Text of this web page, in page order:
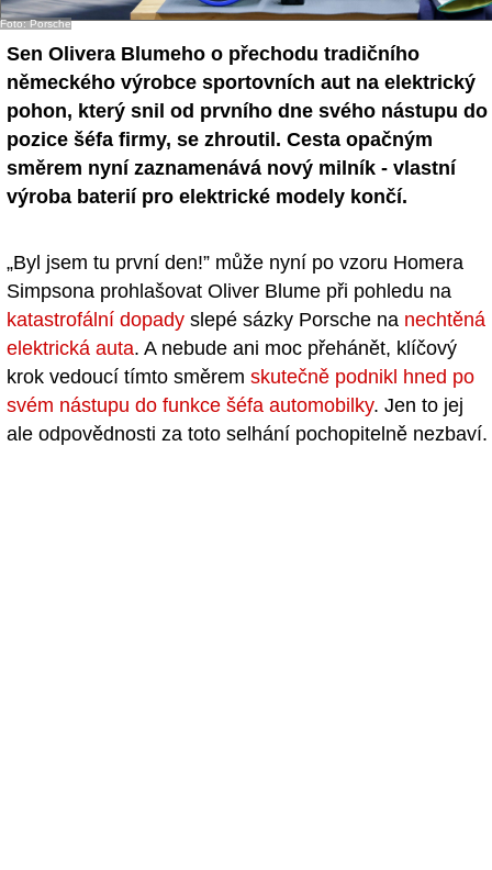
Foto: Porsche
Sen Olivera Blumeho o přechodu tradičního
německého výrobce sportovních aut na elektrický
pohon, který snil od prvního dne svého nástupu do
pozice šéfa firmy, se zhroutil. Cesta opačným
směrem nyní zaznamenává nový milník - vlastní
výroba baterií pro elektrické modely končí.
„Byl jsem tu první den!” může nyní po vzoru Homera
Simpsona prohlašovat Oliver Blume při pohledu na
katastrofální dopady slepé sázky Porsche na nechtěná
elektrická auta. A nebude ani moc přehánět, klíčový
krok vedoucí tímto směrem skutečně podnikl hned po
svém nástupu do funkce šéfa automobilky. Jen to jej
ale odpovědnosti za toto selhání pochopitelně nezbaví.